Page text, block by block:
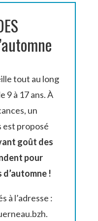
tout au long
9 à 17 ans. À
un
est proposé
goût des
pour
d’automne !
à l’adresse :